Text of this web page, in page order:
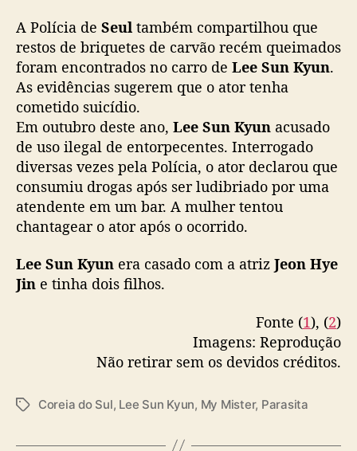
,
é
e
n
o
n
r
a
d
o
o
A Polícia de Seul também compartilhou que
restos de briquetes de carvão recém queimados
foram encontrados no carro de Lee Sun Kyun.
As evidências sugerem que o ator tenha
cometido suicídio.
Em outubro deste ano, Lee Sun Kyun acusado
de uso ilegal de entorpecentes. Interrogado
diversas vezes pela Polícia, o ator declarou que
consumiu drogas após ser ludibriado por uma
atendente em um bar. A mulher tentou
chantagear o ator após o ocorrido.
Lee Sun Kyun era casado com a atriz Jeon Hye
Jin e tinha dois filhos.
Fonte (1), (2)
Imagens: Reprodução
Não retirar sem os devidos créditos.
T
Coreia do Sul, Lee Sun Kyun, My Mister, Parasita